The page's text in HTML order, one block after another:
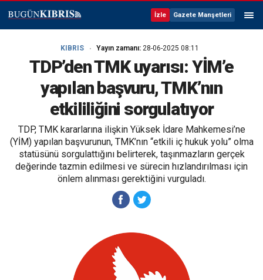
İzle Gazete Manşetleri
KIBRIS Yayın zamanı: 28-06-2025 08:11
TDP’den TMK uyarısı: YİM’e
yapılan başvuru, TMK’nın
etkililiğini sorgulatıyor
TDP, TMK kararlarına ilişkin Yüksek İdare Mahkemesi’ne
(YİM) yapılan başvurunun, TMK’nın “etkili iç hukuk yolu” olma
statüsünü sorgulattığını belirterek, taşınmazların gerçek
değerinde tazmin edilmesi ve sürecin hızlandırılması için
önlem alınması gerektiğini vurguladı.